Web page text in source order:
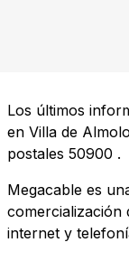
Los últimos
en Villa de
postales 50900 .
Megacable es
comercialización
internet y